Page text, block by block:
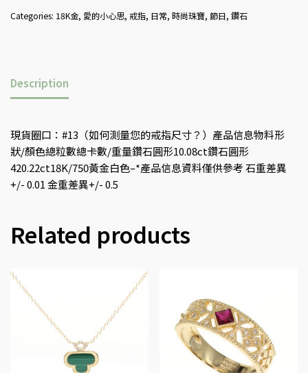
Categories: 18K金, 愛的小心思, 戒指, 日常, 時尚珠寶, 節日, 鑽石
Description
現貨圈口：#13（如何測量您的戒指尺寸？）產品信息物料形
狀/顏色總粒數總卡數/重量鑽石圓形10.08ct鑽石圓形
420.22ct18K/750黃金白色–*產品信息資料僅供參考 石重差異
+/- 0.01 金重差異+/- 0.5
Related products